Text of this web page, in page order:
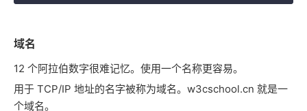
域名
12 个阿拉伯数字很难记忆。使用一个名称更容易。
用于 TCP/IP 地址的名字被称为域名。w3cschool.cn 就是一
个域名。